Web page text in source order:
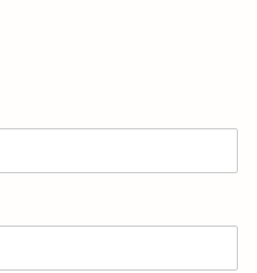
ごはんのレシ